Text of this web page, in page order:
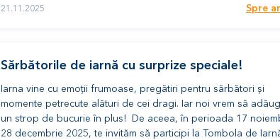
21.11.2025 Spre
Sărbătorile de iarnă cu surprize speciale!
Iarna vine cu emoții frumoase, pregătiri pentru sărbători și
momente petrecute alături de cei dragi. Iar noi vrem să
un strop de bucurie în plus! De aceea, în perioada 17
28 decembrie 2025, te invităm să participi la Tombola de